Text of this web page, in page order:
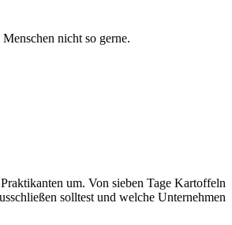
nicht so gerne.
um. Von sieben Tage Kartoffeln
solltest und welche Unternehmen